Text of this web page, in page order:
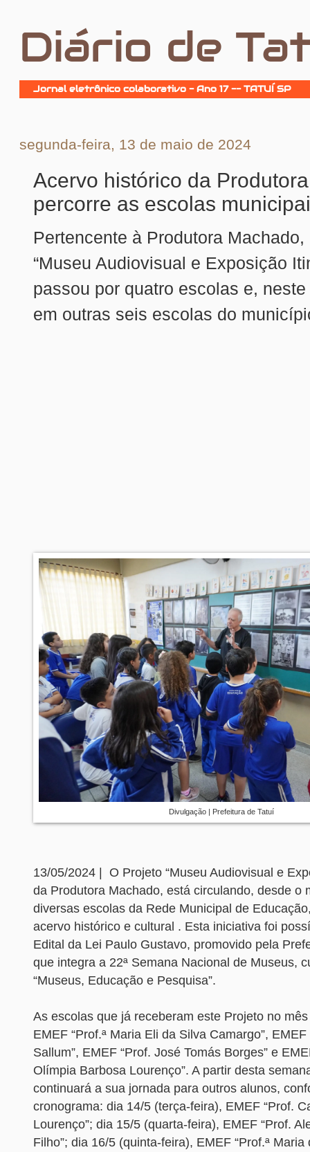
Diário de
Jornal eletrônico colaborativo - Ano 17 -- TATUÍ SP
segunda-feira, 13 de maio de 2024
Acervo histórico da
percorre as escolas
Pertencente à Produtora Machado,
“Museu Audiovisual e Exposição
passou por quatro escolas e,
em outras seis escolas do
Divulgação | Prefeitura de Tatuí
13/05/2024 | O Projeto “Museu Audiovisual e
da Produtora Machado, está circulando, desde o
diversas escolas da Rede Municipal de
acervo histórico e cultural . Esta iniciativa foi
Edital da Lei Paulo Gustavo, promovido pela
que integra a 22ª Semana Nacional de Museus,
“Museus, Educação e Pesquisa”.
As escolas que já receberam este Projeto no
EMEF “Prof.ª Maria Eli da Silva Camargo”, EMEF
Sallum”, EMEF “Prof. José Tomás Borges” e
Olímpia Barbosa Lourenço”. A partir desta
continuará a sua jornada para outros alunos,
cronograma: dia 14/5 (terça-feira), EMEF “Prof.
Lourenço”; dia 15/5 (quarta-feira), EMEF “Prof.
Filho”; dia 16/5 (quinta-feira), EMEF “Prof.ª